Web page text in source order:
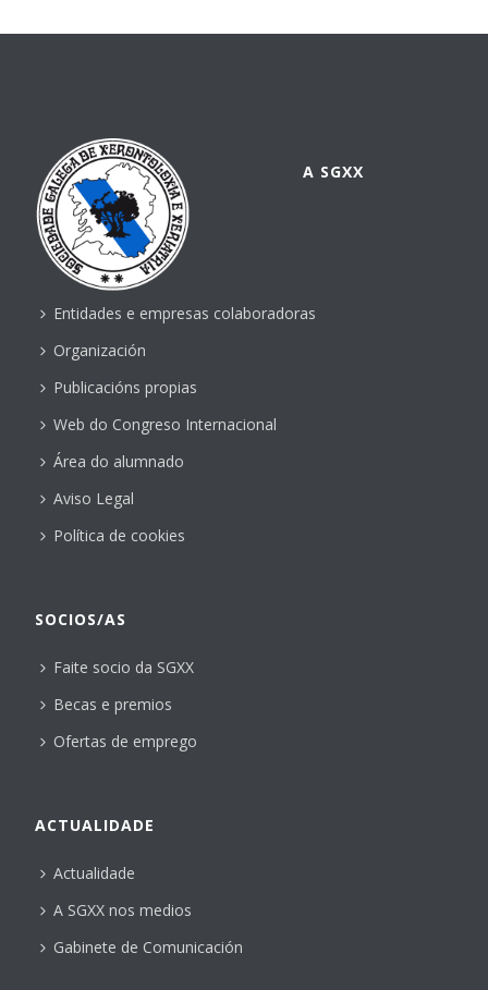
A SGXX
Entidades e empresas colaboradoras
Organización
Publicacións propias
Web do Congreso Internacional
Área do alumnado
Aviso Legal
Política de cookies
SOCIOS/AS
Faite socio da SGXX
Becas e premios
Ofertas de emprego
ACTUALIDADE
Actualidade
A SGXX nos medios
Gabinete de Comunicación